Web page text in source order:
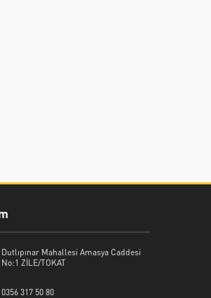
Dutlıpınar Mahallesi Amasya Caddesi
No:1 ZİLE/TOKAT
0356 317 50 80